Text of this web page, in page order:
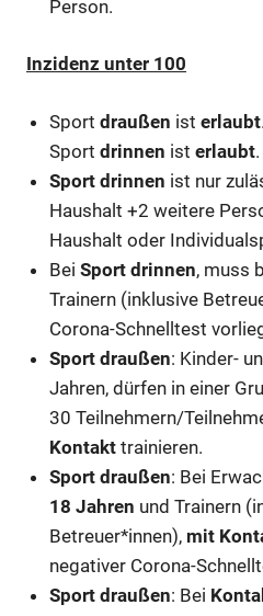
Person.
Inzidenz unter 100
Sportdraußen isterlaubt.
Sportdrinnen isterlaubt.
Sport drinnen ist nur
Haushalt +2 weitere
Haushalt oder
BeiSport drinnen, muss
Trainern (inklusive
Corona-Schnelltest
Sport draußen: Kinder-
Jahren, dürfen in einer
30 Teilnehmern/
Kontakt trainieren.
Sport draußen: Bei
18 Jahren und Trainern
Betreuer*innen), mit
negativer Corona-
Sport draußen: Bei